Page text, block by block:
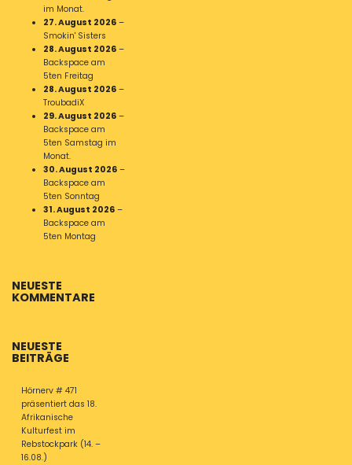
im Monat.
27. August 2026 –
Smokin' Sisters
28. August 2026 –
Backspace am
5ten Freitag
28. August 2026 –
TroubadiX
29. August 2026 –
Backspace am
5ten Samstag im
Monat.
30. August 2026 –
Backspace am
5ten Sonntag
31. August 2026 –
Backspace am
5ten Montag
NEUESTE
KOMMENTARE
NEUESTE
BEITRÄGE
Hörnerv # 471
präsentiert das 18.
Afrikanische
Kulturfest im
Rebstockpark (14. –
16.08.)